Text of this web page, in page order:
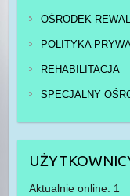
OŚRODEK
POLITYKA
REHABILITACJA
SPECJALNY
Aktualnie online: 1